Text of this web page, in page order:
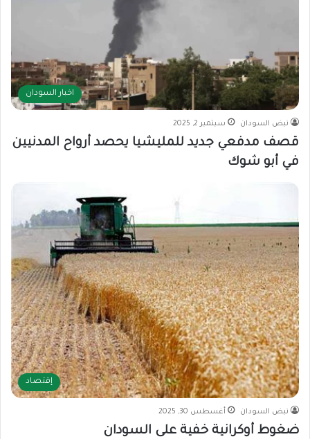
اخبار السودان
نبض السودان سبتمبر 2, 2025
قصف مدفعي جديد للمليشيا يحصد أرواح المدنيين
في أبو شوك
إقتصاد
نبض السودان أغسطس 30, 2025
ضغوط أوكرانية خفية على السودان